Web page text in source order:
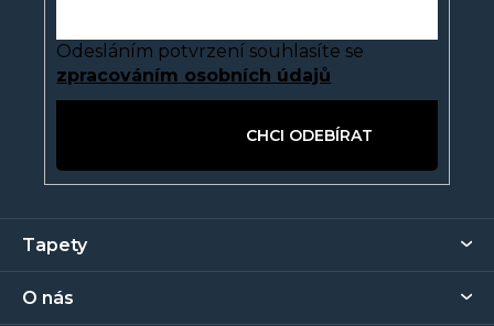
Odesláním potvrzení souhlasíte se
zpracováním osobních údajů
a
Tapety
O nás